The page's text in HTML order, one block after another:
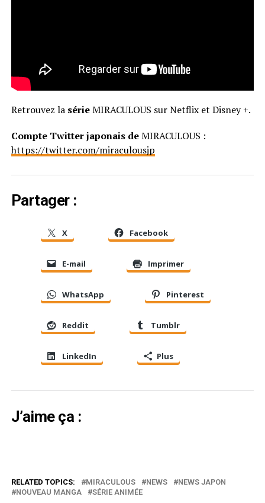
Retrouvez la sérieMIRACULOUS sur Netflix et Disney +.
Compte Twitter japonais deMIRACULOUS :
https://twitter.com/miraculousjp
Partager :
X Facebook
E-mail Imprimer
WhatsApp Pinterest
Reddit Tumblr
LinkedIn Plus
J’aime ça :
RELATED TOPICS: MIRACULOUS NEWS
NEWS JAPON
NOUVEAU MANGA
SÉRIE ANIMÉE